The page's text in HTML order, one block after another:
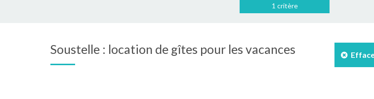
1 critère
Soustelle : location de gîtes pour les vacances